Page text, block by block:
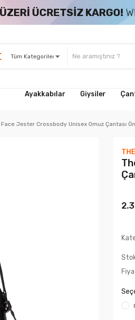
ÜCRETSİZ KARGO!
Ayakkabılar Giysiler
Jester Crossbody Unisex Omuz Çantası